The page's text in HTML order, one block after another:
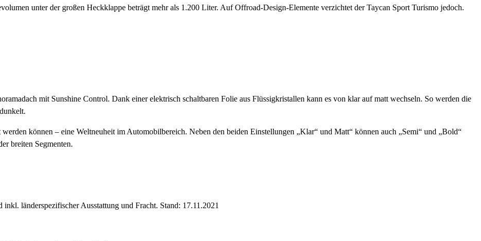
unter der großen Heckklappe beträgt mehr als 1.200 Liter. Auf Offroad-Design-Elemente verzichtet der Taycan Sport Turismo jedoch.
mit Sunshine Control. Dank einer elektrisch schaltbaren Folie aus Flüssigkristallen kann es von klar auf matt wechseln. So werden die
können – eine Weltneuheit im Automobilbereich. Neben den beiden Einstellungen „Klar“ und Matt“ können auch „Semi“ und „Bold“
breiten Segmenten.
länderspezifischer Ausstattung und Fracht. Stand: 17.11.2021